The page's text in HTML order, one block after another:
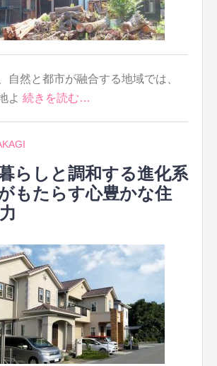
自然と都市が融合する地域では、
よ 続きを読む…
らしと調和する進化系
もたらす心豊かな住